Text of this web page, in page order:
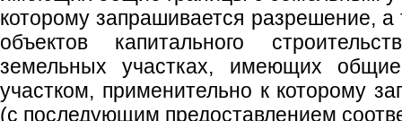
которому запрашивается разрешение, а
объектов капитального
земельных участках, имеющих
участком, применительно к которому
(с последующим предоставлением